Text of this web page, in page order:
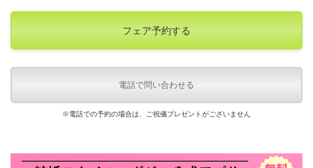
フェア予約する
電話で問い合わせる
※電話での予約の場合は、ご祝儀プレゼントがございません